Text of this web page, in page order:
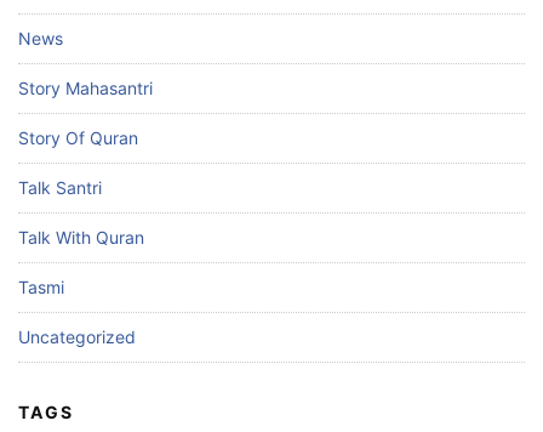
News
Story Mahasantri
Story Of Quran
Talk Santri
Talk With Quran
Tasmi
Uncategorized
TAGS